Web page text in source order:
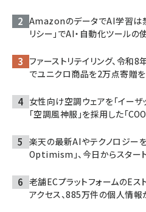
AmazonのデータでAI学習は
リシー」でAI・自動化ツール
ファーストリテイリング、令
でユニクロ商品を2万点寄贈
女性向け空調ウェアを「イーザ
「空調風神服」を採用した「
楽天の最新AIやテクノロジー
Optimism」、今日からスター
老舗ECプラットフォームのEス
アクセス、885万件の個人情